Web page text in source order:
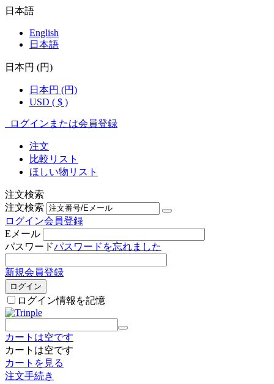
日本語
English
日本語
日本円 (円)
日本円 (円)
USD ( $ )
ログインまたは会員登録
注文
比較リスト
ほしい物リスト
注文検索
注文検索
ログイン会員登録
Eメール
パスワードパスワードを忘れました
新規会員登録
ログイン
ログイン情報を記憶
カートは空です
カートは空です
カートを見る
注文手続き